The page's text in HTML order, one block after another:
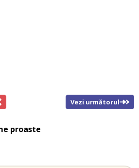
Vezi următorul
proaste